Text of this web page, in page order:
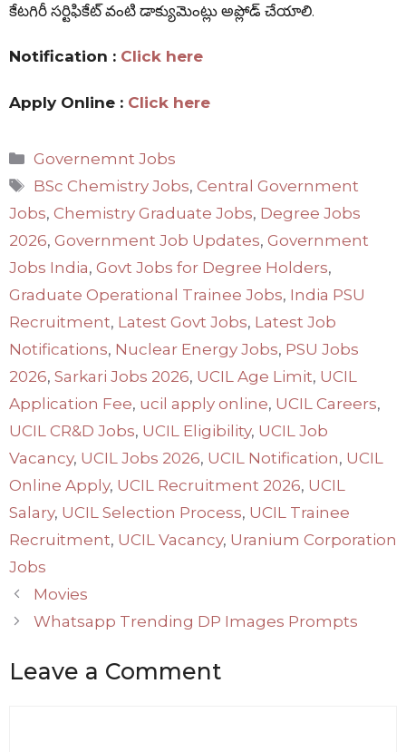
కేటగిరీ సర్టిఫికేట్ వంటి డాక్యుమెంట్లు అప్లోడ్ చేయాలి.
Notification : Click here
Apply Online : Click here
Categories
Governemnt Jobs
Tags
BSc Chemistry Jobs,Central Government
Jobs, Chemistry Graduate Jobs, Degree Jobs
2026, Government Job Updates, Government
Jobs India, Govt Jobs for Degree Holders,
Graduate Operational Trainee Jobs, India PSU
Recruitment, Latest Govt Jobs, Latest Job
Notifications, Nuclear Energy Jobs, PSU Jobs
2026, Sarkari Jobs 2026, UCIL Age Limit, UCIL
Application Fee, ucil apply online, UCIL Careers,
UCIL CR&D Jobs, UCIL Eligibility, UCIL Job
Vacancy, UCIL Jobs 2026, UCIL Notification, UCIL
Online Apply, UCIL Recruitment 2026, UCIL
Salary, UCIL Selection Process, UCIL Trainee
Recruitment, UCIL Vacancy, Uranium Corporation
Jobs
Movies
Whatsapp Trending DP Images Prompts
Leave a Comment